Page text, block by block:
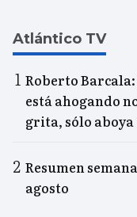
Atlántico TV
Roberto Barcala:
está ahogando
grita, sólo aboya
Resumen
agosto